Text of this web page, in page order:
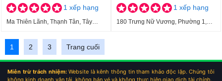
đơn, số điện thoại, địa chỉ
1 xếp hạng
Ma Thiên Lãnh, Thạnh Tân, Tây
thoại, địa chỉ
1 xếp hạng
180 Trưng Nữ Vương, Phường 1,
1 2 3 Trang cuối
Miễn trừ trách nhiệm:Website là kênh thông tin tham khảo độc lập. Chúng tôi
không kinh doanh vận tải, không bán vé và không thực hiện giao dịch tài chính.